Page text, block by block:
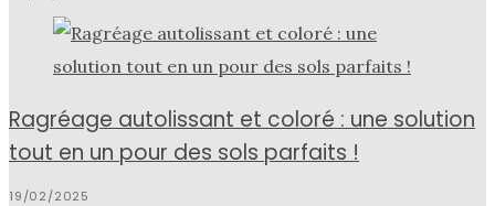
Ragréage autolissant et coloré : une solution
tout en un pour des sols parfaits !
19/02/2025